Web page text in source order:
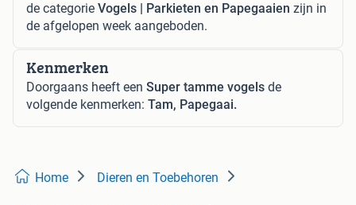
de categorie Vogels | Parkieten en Papegaaien zijn in
de afgelopen week aangeboden.
Kenmerken
Doorgaans heeft een Super tamme vogels de
volgende kenmerken: Tam, Papegaai.
Home Dieren en Toebehoren